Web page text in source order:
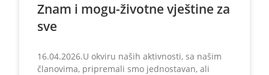
Znam i mogu-životne vještine za
sve
16.04.2026.U okviru naših aktivnosti, sa našim
članovima, pripremali smo jednostavan, ali